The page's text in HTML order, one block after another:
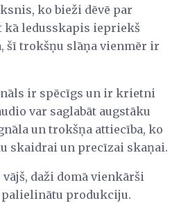
ko bieži dēvē par
kā ledusskapis iepriekš
šī trokšņu slāņa vienmēr ir
ir spēcīgs un ir krietni
var saglabāt augstāku
un trokšņa attiecība, ko
skaidrai un precīzai skaņai.
daži domā vienkārši
produkciju.